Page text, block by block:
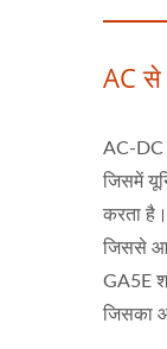
AC से
AC-DC
जिसमें
करता
जिससे
GA5E
जिसका